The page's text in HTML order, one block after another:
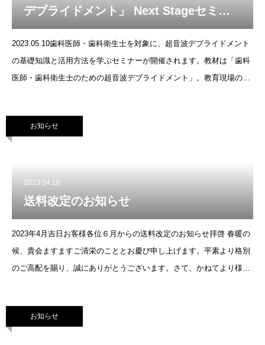
デブライドメント」 Next Stageセミナ
ーのご案内
2023.05.10歯科医師・歯科衛生士を対象に、超音波デブライドメント
の基礎知識と活用方法を学ぶセミナーが開催されます。教材は「歯科
医師・歯科衛生士のための超音波デブライドメント」。教育現場のプ
お知らせ
2023.04.10
送料改定のお知らせ
2023年4月吉日お客様各位６月からの送料改定のお知らせ拝啓 春暖の
候、貴会ますますご清栄のこととお慶び申し上げます。平素より格別
のご高配を賜り、誠にありがとうございます。さて、かねてより様々
お知らせ